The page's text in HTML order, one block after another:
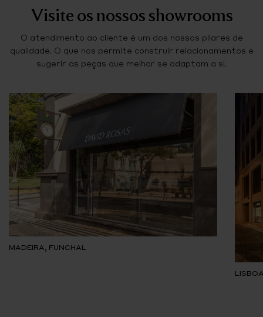
Visite os nossos showrooms
O atendimento ao cliente é um dos nossos pilares de
qualidade. O que nos permite construir relacionamentos e
sugerir as peças que melhor se adaptam a si.
MADEIRA, FUNCHAL